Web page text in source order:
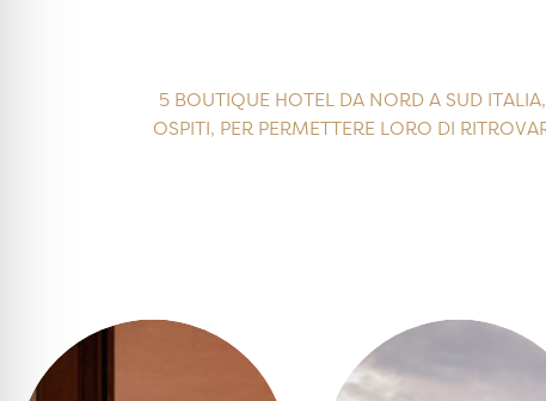
5 BOUTIQUE HOTEL DA NORD A SUD
OSPITI, PER PERMETTERE LORO DI